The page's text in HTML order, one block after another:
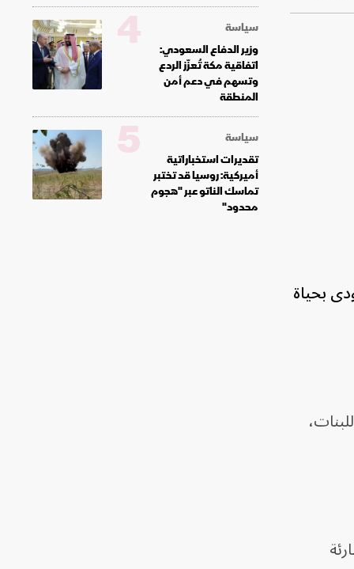
بحياة
سياسة
وزير الدفاع السعودي:
اتفاقية مكة تُعزّز الردع
وتسهم في دعم أمن
المنطقة
4
سياسة
تقديرات استخباراتية
أميركية: روسيا قد تختبر
تماسك الناتو عبر "هجوم
محدود"
5